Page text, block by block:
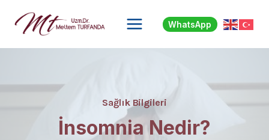
WhatsApp
Sağlık Bilgileri
İnsomnia Nedir?